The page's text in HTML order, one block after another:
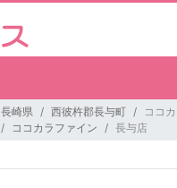
長崎県 西彼杵郡長与町
ココ
ココカラファイン 長与店